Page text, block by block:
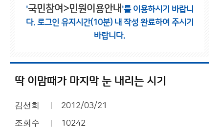
'국민참여>민원이용안내 '를 이용하시기 바랍니
다. 로그인 유지시간(10분) 내 작성 완료하여 주시기
바랍니다.
딱 이맘때가 마지막 눈 내리는 시기
김선희 2012/03/21
조회수 10242